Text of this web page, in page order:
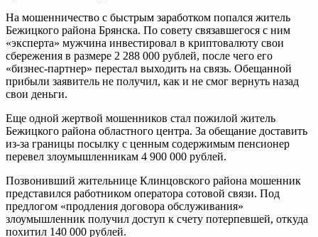
На мошенничество с быстрым заработком попался житель
Бежицкого района Брянска. По совету связавшегося с ним
«эксперта» мужчина инвестировал в криптовалюту свои
сбережения в размере 2 288 000 рублей, после чего его
«бизнес-партнер» перестал выходить на связь. Обещанной
прибыли заявитель не получил, как и не смог вернуть назад
свои деньги.
Еще одной жертвой мошенников стал пожилой житель
Бежицкого района областного центра. За обещание доставить
из-за границы посылку с ценным содержимым пенсионер
перевел злоумышленникам 4 900 000 рублей.
Позвонивший жительнице Клинцовского района мошенник
представился работником оператора сотовой связи. Под
предлогом «продления договора обслуживания»
злоумышленник получил доступ к счету потерпевшей, откуда
похитил 140 000 рублей.